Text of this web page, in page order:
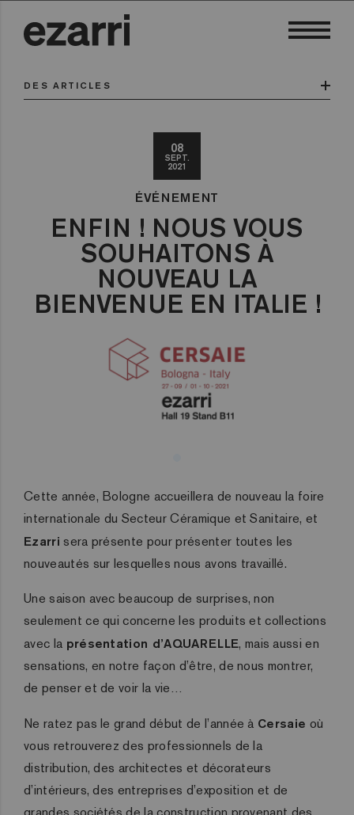
DES ARTICLES
08
SEPT.
2021
ÉVÉNEMENT
ENFIN ! NOUS VOUS
SOUHAITONS À
NOUVEAU LA
BIENVENUE EN ITALIE !
Cette année, Bologne accueillera de nouveau la foire
internationale du Secteur Céramique et Sanitaire, et
Ezarri sera présente pour présenter toutes les
nouveautés sur lesquelles nous avons travaillé.
Une saison avec beaucoup de surprises, non
seulement ce qui concerne les produits et collections
avec la présentation d’AQUARELLE, mais aussi en
sensations, en notre façon d’être, de nous montrer,
de penser et de voir la vie…
Ne ratez pas le grand début de l’année à Cersaie où
vous retrouverez des professionnels de la
distribution, des architectes et décorateurs
d’intérieurs, des entreprises d’exposition et de